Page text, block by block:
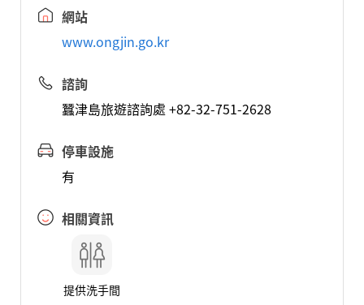
網站
www.ongjin.go.kr
諮詢
蠶津島旅遊諮詢處 +82-32-751-2628
停車設施
有
相關資訊
提供洗手間